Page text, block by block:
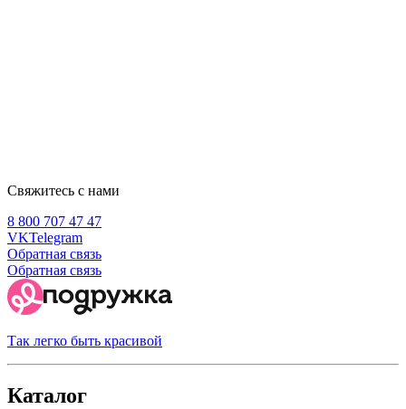
Свяжитесь с нами
8 800 707 47 47
VKTelegram
Обратная связь
Обратная связь
Так легко быть красивой
Каталог